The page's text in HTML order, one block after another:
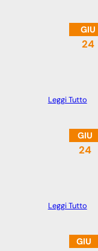
GIU
24
Leggi Tutto
GIU
24
Leggi Tutto
GIU